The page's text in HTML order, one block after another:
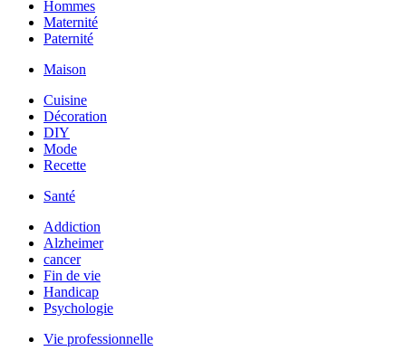
Hommes
Maternité
Paternité
Maison
Cuisine
Décoration
DIY
Mode
Recette
Santé
Addiction
Alzheimer
cancer
Fin de vie
Handicap
Psychologie
Vie professionnelle